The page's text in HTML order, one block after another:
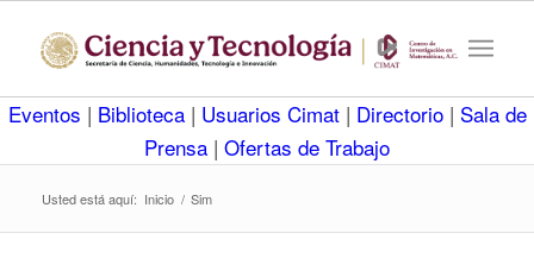
Eventos | Biblioteca | Usuarios Cimat | Directorio | Sala de
Prensa | Ofertas de Trabajo
Usted está aquí: Inicio / Sim